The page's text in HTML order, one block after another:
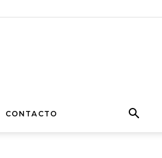
CONTACTO